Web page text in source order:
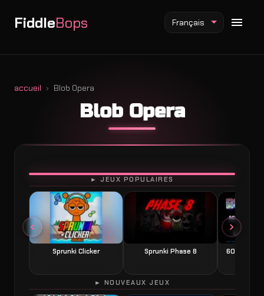
FiddleBops
Mod Fiddlebops
Mod Incredibox
Mod Sprunki
Français
accueil Blob Opera
Blob Opera
► JEUX POPULAIRES
Sprunki Clicker Sprunki Phase 8 60
JOUER
► NOUVEAUX JEUX